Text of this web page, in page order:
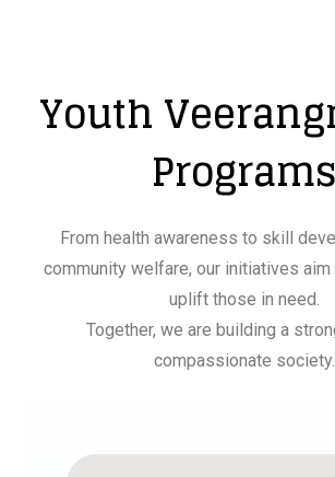
Youth
Programs
From health awareness to skill
community welfare, our initiatives aim
uplift those in need.
Together, we are building a
compassionate society.